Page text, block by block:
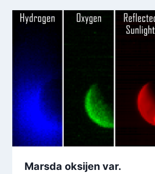
Marsda oksijen var.